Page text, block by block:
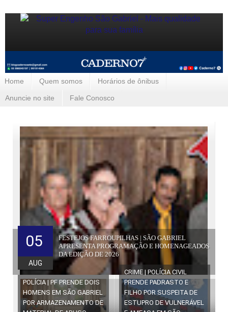
Home Quem somos Horários de ônibus
Anuncie no site Fale Conosco
FESTEJOS FARROUPILHAS | SÃO GABRIEL
APRESENTA PROGRAMAÇÃO E HOMENAGEADOS
DA EDIÇÃO DE 2026
05
AUG
POLÍCIA | PF PRENDE DOIS
HOMENS EM SÃO GABRIEL
POR ARMAZENAMENTO DE
CRIME | POLÍCIA CIVIL
PRENDE PADRASTO E
FILHO POR SUSPEITA DE
ESTUPRO DE VULNERÁVEL